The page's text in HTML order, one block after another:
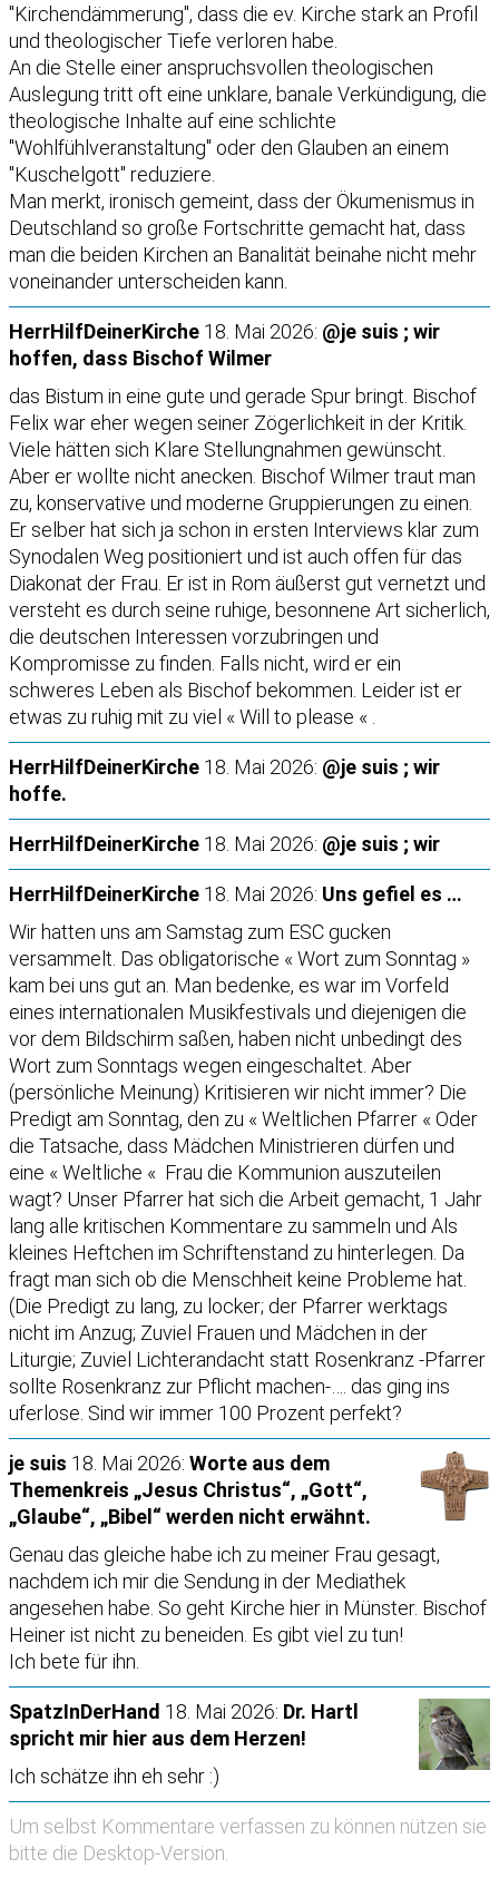
"Kirchendämmerung", dass die ev. Kirche stark an Profil
und theologischer Tiefe verloren habe.
An die Stelle einer anspruchsvollen theologischen
Auslegung tritt oft eine unklare, banale Verkündigung, die
theologische Inhalte auf eine schlichte
"Wohlfühlveranstaltung" oder den Glauben an einem
"Kuschelgott" reduziere.
Man merkt, ironisch gemeint, dass der Ökumenismus in
Deutschland so große Fortschritte gemacht hat, dass
man die beiden Kirchen an Banalität beinahe nicht mehr
voneinander unterscheiden kann.
HerrHilfDeinerKirche 18. Mai 2026: @je suis ; wir
hoffen, dass Bischof Wilmer
das Bistum in eine gute und gerade Spur bringt. Bischof
Felix war eher wegen seiner Zögerlichkeit in der Kritik.
Viele hätten sich Klare Stellungnahmen gewünscht.
Aber er wollte nicht anecken. Bischof Wilmer traut man
zu, konservative und moderne Gruppierungen zu einen.
Er selber hat sich ja schon in ersten Interviews klar zum
Synodalen Weg positioniert und ist auch offen für das
Diakonat der Frau. Er ist in Rom äußerst gut vernetzt und
versteht es durch seine ruhige, besonnene Art sicherlich,
die deutschen Interessen vorzubringen und
Kompromisse zu finden. Falls nicht, wird er ein
schweres Leben als Bischof bekommen. Leider ist er
etwas zu ruhig mit zu viel « Will to please « .
HerrHilfDeinerKirche 18. Mai 2026: @je suis ; wir
hoffe.
HerrHilfDeinerKirche 18. Mai 2026: @je suis ; wir
HerrHilfDeinerKirche 18. Mai 2026: Uns gefiel es …
Wir hatten uns am Samstag zum ESC gucken
versammelt. Das obligatorische « Wort zum Sonntag »
kam bei uns gut an. Man bedenke, es war im Vorfeld
eines internationalen Musikfestivals und diejenigen die
vor dem Bildschirm saßen, haben nicht unbedingt des
Wort zum Sonntags wegen eingeschaltet. Aber
(persönliche Meinung) Kritisieren wir nicht immer? Die
Predigt am Sonntag, den zu « Weltlichen Pfarrer « Oder
die Tatsache, dass Mädchen Ministrieren dürfen und
eine « Weltliche « Frau die Kommunion auszuteilen
wagt? Unser Pfarrer hat sich die Arbeit gemacht, 1 Jahr
lang alle kritischen Kommentare zu sammeln und Als
kleines Heftchen im Schriftenstand zu hinterlegen. Da
fragt man sich ob die Menschheit keine Probleme hat.
(Die Predigt zu lang, zu locker; der Pfarrer werktags
nicht im Anzug; Zuviel Frauen und Mädchen in der
Liturgie; Zuviel Lichterandacht statt Rosenkranz -Pfarrer
sollte Rosenkranz zur Pflicht machen-…. das ging ins
uferlose. Sind wir immer 100 Prozent perfekt?
je suis 18. Mai 2026: Worte aus dem
Themenkreis „Jesus Christus“, „Gott“,
„Glaube“, „Bibel“ werden nicht erwähnt.
Genau das gleiche habe ich zu meiner Frau gesagt,
nachdem ich mir die Sendung in der Mediathek
angesehen habe. So geht Kirche hier in Münster. Bischof
Heiner ist nicht zu beneiden. Es gibt viel zu tun!
Ich bete für ihn.
SpatzInDerHand 18. Mai 2026: Dr. Hartl
spricht mir hier aus dem Herzen!
Ich schätze ihn eh sehr :)
Um selbst Kommentare verfassen zu können nützen sie
bitte die Desktop-Version